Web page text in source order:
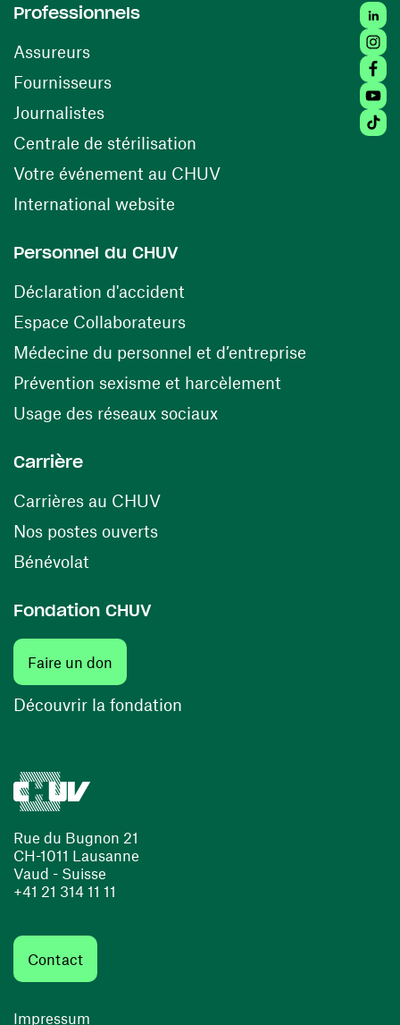
Rue du Bugnon 21
CH-1011 Lausanne
Vaud - Suisse
+41 21 314 11 11
Contact
Impressum
Professionnels
Assureurs
Fournisseurs(opens in a new window)
Journalistes
Centrale de stérilisation (opens in a new window)
Votre événement au CHUV(opens in a new
International website
Personnel du CHUV
Déclaration d'accident
Espace Collaborateurs(opens in a new window)
Médecine du personnel et d’entreprise
Prévention sexisme et harcèlement
Usage des réseaux sociaux(opens in a new
Carrière
Carrières au CHUV(opens in a new window)
Nos postes ouverts(opens in a new window)
Bénévolat
Fondation CHUV
Faire un don
Découvrir la fondation